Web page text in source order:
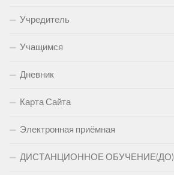
Учредитель
Учащимся
Дневник
Карта Сайта
Электронная приёмная
ДИСТАНЦИОННОЕ ОБУЧЕНИЕ(ДО)